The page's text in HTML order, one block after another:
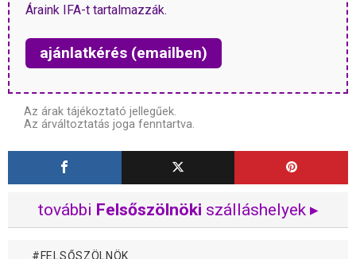
Áraink IFA-t tartalmazzák.
ajánlatkérés (emailben)
Az árak tájékoztató jellegűek.
Az árváltoztatás joga fenntartva.
további Felsőszölnöki szálláshelyek ▸
FELSŐSZÖLNÖK